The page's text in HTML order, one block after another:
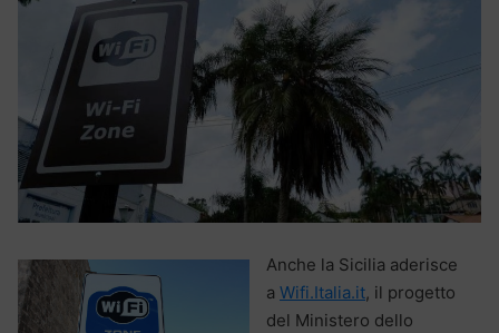
Anche la Sicilia aderisce
a Wifi.Italia.it, il progetto
del Ministero dello